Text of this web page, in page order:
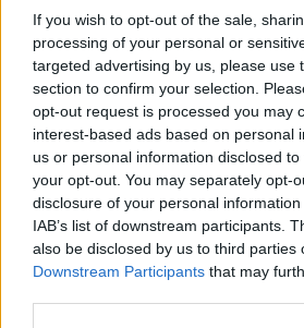
If you wish to opt-out of the sale,
processing of your personal or
targeted advertising by us, please use
section to confirm your selection.
opt-out request is processed you may
interest-based ads based on personal
us or personal information disclosed
your opt-out. You may separately opt-
disclosure of your personal
IAB’s list of downstream participants.
also be disclosed by us to third parties
Downstream Participants that may
Vicerrectorados de Cultura,
Integral y el de Estudinates y
organiza anulamente y que
entre los universitarios las
capacitación en el debate y la
Tras dos días de debates
cinco equipos que este año se
concurso, el pasado viernes se
los equipos Timeo y
enfrentaron en torno al
‘¿Es sostenible el Estado de